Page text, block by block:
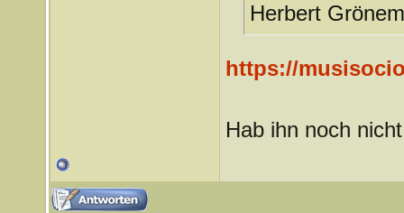
Herbert
https://
Hab ihn noch